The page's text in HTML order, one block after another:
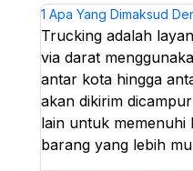
1 Apa Yang Dimaksud
Trucking adalah
via darat
antar kota hingga
akan dikirim
lain untuk memenuhi
barang yang lebih